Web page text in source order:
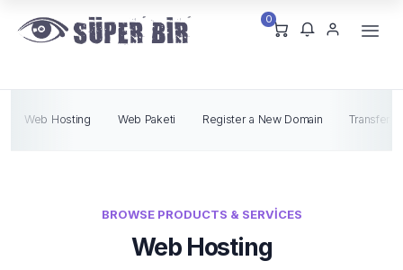
0
Web Hosting Web Paketi Register a New Domain Transfer
BROWSE PRODUCTS & SERVICES
Web Hosting